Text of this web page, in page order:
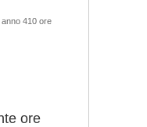
410 ore
ore